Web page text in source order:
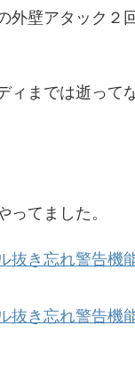
外壁アタック２
ィまでは逝って
ってました。
抜き忘れ警告機
抜き忘れ警告機